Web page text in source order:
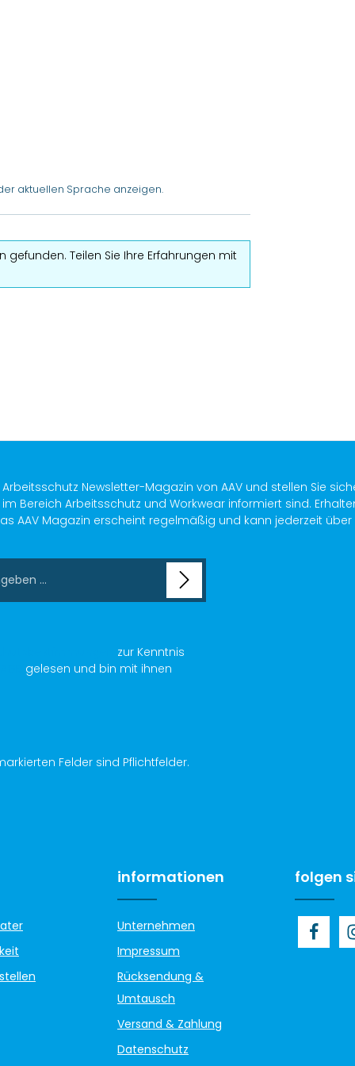
aktuellen Sprache anzeigen.
gefunden. Teilen Sie Ihre Erfahrungen mit
Newsletter-Magazin von AAV und stellen Sie
Bereich Arbeitsschutz und Workwear informiert sind.
AAV Magazin erscheint regelmäßig und kann jederzeit
zur Kenntnis
gelesen und bin mit ihnen
Felder sind Pflichtfelder.
informationen
Unternehmen
Impressum
Rücksendung &
Umtausch
Versand & Zahlung
Datenschutz
folgen